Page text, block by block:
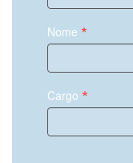
Nome *
Cargo *